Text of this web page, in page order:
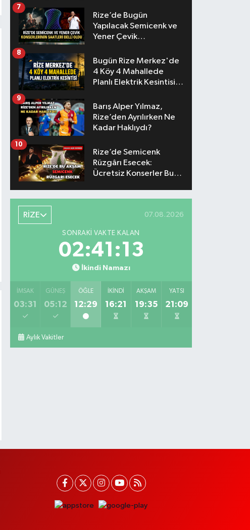
Rize’de Bugün
Yapılacak Semicenk ve
Yener Çevik
Belli Oldu
7
Bugün Rize Merkez'de
4 Köy 4 Mahallede
Planlı Elektrik Kesintisi
8
Barış Alper Yılmaz,
Rize’den Ayrılırken Ne
Kadar Haklıydı?
9
Rize’de Semicenk
Rüzgârı Esecek:
Ücretsiz Konserler Bu
10
RİZE 07.08.2026
SONRAKI VAKTE KALAN
02:41:12
İkindi Namazı
İMSAK
03:31
GÜNEŞ
05:12
ÖĞLE
12:29
İKINDI
16:21
AKŞAM
19:35
YATSI
21:09
Aylık Vakitler